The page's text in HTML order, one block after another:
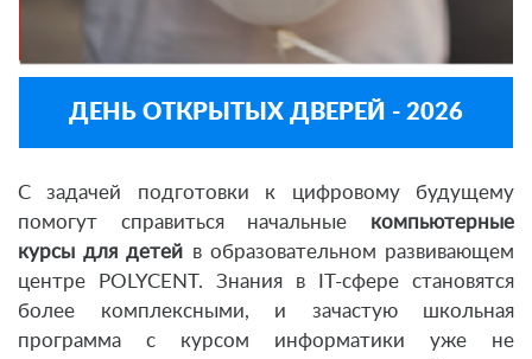
ДЕНЬ ОТКРЫТЫХ ДВЕРЕЙ - 2026
С задачей подготовки к цифровому будущему
помогут справиться начальные компьютерные
курсы для детей в образовательном развивающем
центре POLYCENT. Знания в IT-сфере становятся
более комплексными, и зачастую школьная
программа с курсом информатики уже не